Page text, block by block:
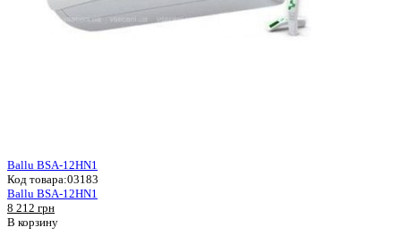
Ballu BSA-12HN1
Код товара:03183
Ballu BSA-12HN1
8 212 грн
В корзину